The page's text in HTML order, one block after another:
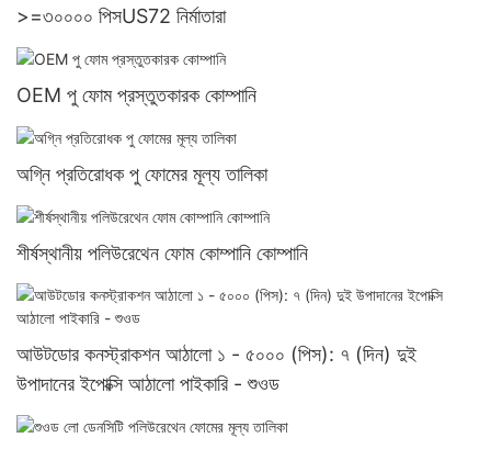
>=৩০০০০ পিসUS72 নির্মাতারা
OEM পু ফোম প্রস্তুতকারক কোম্পানি
অগ্নি প্রতিরোধক পু ফোমের মূল্য তালিকা
শীর্ষস্থানীয় পলিউরেথেন ফোম কোম্পানি কোম্পানি
আউটডোর কনস্ট্রাকশন আঠালো ১ - ৫০০০ (পিস): ৭ (দিন) দুই
উপাদানের ইপোক্সি আঠালো পাইকারি - শুওড